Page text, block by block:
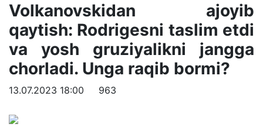
Volkanovskidan ajoyib
qaytish: Rodrigesni taslim etdi
va yosh gruziyalikni jangga
chorladi. Unga raqib bormi?
13.07.2023 18:00 963